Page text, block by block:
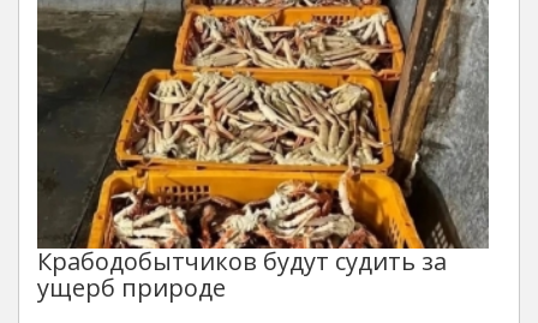
Крабодобытчиков будут судить за
ущерб природе